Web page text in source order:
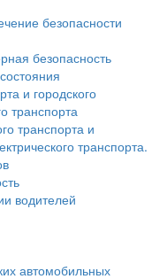
безопасности
безопасность
и городского
транспорта
транспорта и
транспорта.
водителей
автомобильных